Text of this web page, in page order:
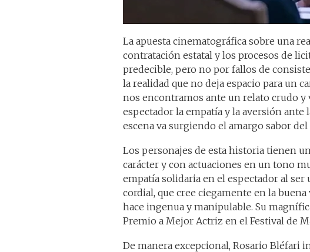
La apuesta cinematográfica sobre una
contratación estatal y los procesos de
predecible, pero no por fallos de
la realidad que no deja espacio para un
nos encontramos ante un relato crudo y
espectador la empatía y la aversión ante
escena va surgiendo el amargo sabor
Los personajes de esta historia tienen
carácter y con actuaciones en un tono
empatía solidaria en el espectador al
cordial, que cree ciegamente en la
hace ingenua y manipulable. Su
Premio a Mejor Actriz en el Festival de
De manera excepcional, Rosario Bléfari